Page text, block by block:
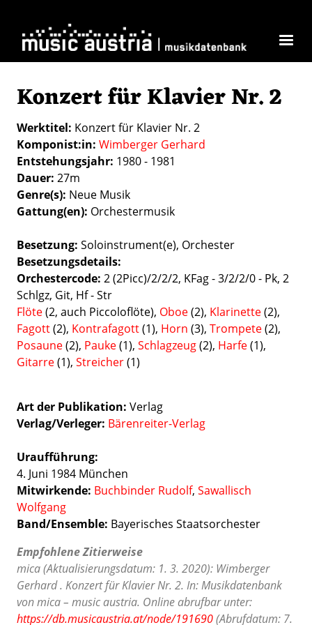
Konzert für Klavier Nr. 2
Werktitel Konzert für Klavier Nr. 2
Komponist:in Wimberger Gerhard
Entstehungsjahr 1980 - 1981
Dauer 27m
Genre(s) Neue Musik
Gattung(en) Orchestermusik
Besetzung Soloinstrument(e) Orchester
Besetzungsdetails
Orchestercode: 2 (2Picc)/2/2/2, KFag - 3/2/2/0 - Pk, 2
Schlgz, Git, Hf - Str
Flöte(2, auch Piccoloflöte), Oboe(2), Klarinette(2),
Fagott(2), Kontrafagott(1), Horn (3), Trompete(2),
Posaune(2), Pauke(1), Schlagzeug(2), Harfe(1),
Gitarre(1), Streicher(1)
Art der Publikation Verlag
Verlag/Verleger Bärenreiter-Verlag
Uraufführung:
4. Juni 1984 München
Mitwirkende: Buchbinder Rudolf, Sawallisch
Wolfgang
Band/Ensemble: Bayerisches Staatsorchester
Empfohlene Zitierweise
mica (Aktualisierungsdatum: 1. 3. 2020): Wimberger
Gerhard . Konzert für Klavier Nr. 2. In: Musikdatenbank
von mica – music austria. Online abrufbar unter:
https://db.musicaustria.at/node/191690(Abrufdatum: 7.